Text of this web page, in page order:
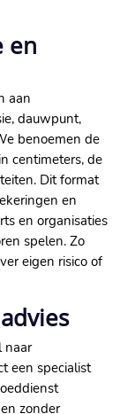
en
aan
dauwpunt,
benoemen de
centimeters, de
Dit format
en
en organisaties
spelen.​ Zo
eigen risico of
naar
een specialist
zonder